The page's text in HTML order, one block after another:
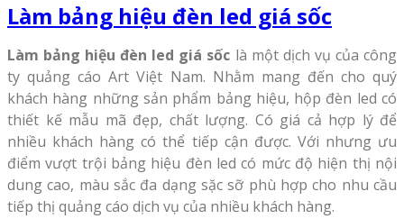
Làm bảng hiệu đèn led giá sốc
Làm bảng hiệu đèn led giá sốc là một dịch vụ của công
ty quảng cáo Art Việt Nam. Nhằm mang đến cho quý
khách hàng những sản phẩm bảng hiệu, hộp đèn led có
thiết kế mẫu mã đẹp, chất lượng. Có giá cả hợp lý để
nhiều khách hàng có thể tiếp cận được. Với nhưng ưu
điểm vượt trội bảng hiệu đèn led có mức độ hiện thị nội
dung cao, màu sắc đa dạng sặc sỡ phù hợp cho nhu cầu
tiếp thị quảng cáo dịch vụ của nhiều khách hàng.